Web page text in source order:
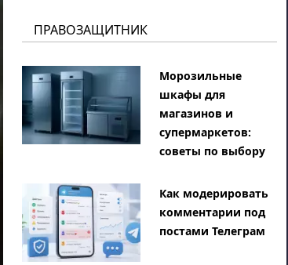
ПРАВОЗАЩИТНИК
Морозильные
шкафы для
магазинов и
супермаркетов:
советы по выбору
Как модерировать
комментарии под
постами Телеграм